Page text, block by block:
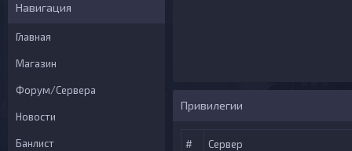
Навигация
Главная
Магазин
Форум/Сервера
Новости
Банлист
Привилегии
# Сервер